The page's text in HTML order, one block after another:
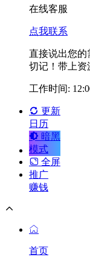
在线客服
点我联系
直接说出您的
切记！带上资
工作时间:
更新
日历
暗黑
模式
全屏
推广
赚钱
首页